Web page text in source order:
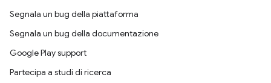
Segnala un bug della piattaforma
Segnala un bug della documentazione
Google Play support
Partecipa a studi di ricerca